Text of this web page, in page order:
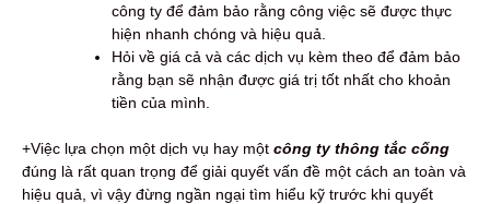
công ty để đảm bảo rằng công việc sẽ được thực
hiện nhanh chóng và hiệu quả.
Hỏi về giá cả và các dịch vụ kèm theo để đảm bảo
rằng bạn sẽ nhận được giá trị tốt nhất cho khoản
tiền của mình.
+Việc lựa chọn một dịch vụ hay một công ty thông tắc cống
đúng là rất quan trọng để giải quyết vấn đề một cách an toàn và
hiệu quả, vì vậy đừng ngần ngại tìm hiểu kỹ trước khi quyết